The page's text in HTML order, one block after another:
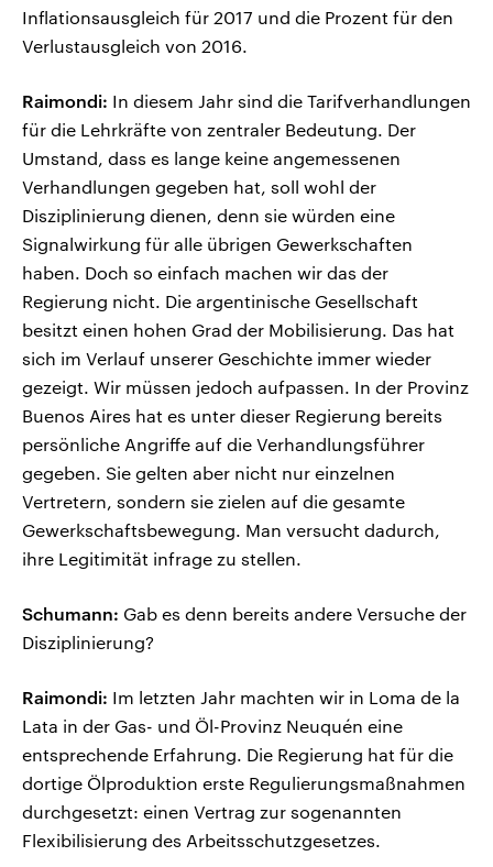
Inflationsausgleich für 2017 und die Prozent für den
Verlustausgleich von 2016.
Raimondi: In diesem Jahr sind die Tarifverhandlungen
für die Lehrkräfte von zentraler Bedeutung. Der
Umstand, dass es lange keine angemessenen
Verhandlungen gegeben hat, soll wohl der
Disziplinierung dienen, denn sie würden eine
Signalwirkung für alle übrigen Gewerkschaften
haben. Doch so einfach machen wir das der
Regierung nicht. Die argentinische Gesellschaft
besitzt einen hohen Grad der Mobilisierung. Das hat
sich im Verlauf unserer Geschichte immer wieder
gezeigt. Wir müssen jedoch aufpassen. In der Provinz
Buenos Aires hat es unter dieser Regierung bereits
persönliche Angriffe auf die Verhandlungsführer
gegeben. Sie gelten aber nicht nur einzelnen
Vertretern, sondern sie zielen auf die gesamte
Gewerkschaftsbewegung. Man versucht dadurch,
ihre Legitimität infrage zu stellen.
Schumann: Gab es denn bereits andere Versuche der
Disziplinierung?
Raimondi: Im letzten Jahr machten wir in Loma de la
Lata in der Gas- und Öl-Provinz Neuquén eine
entsprechende Erfahrung. Die Regierung hat für die
dortige Ölproduktion erste Regulierungsmaßnahmen
durchgesetzt: einen Vertrag zur sogenannten
Flexibilisierung des Arbeitsschutzgesetzes.